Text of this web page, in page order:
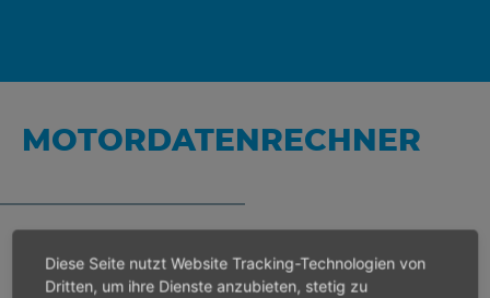
MOTORDATENRECHNER
Bei Eingangsdruck 6 bar
Diese Seite nutzt Website Tracking-Technologien von
Dritten, um ihre Dienste anzubieten, stetig zu